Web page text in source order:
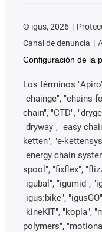
© igus, 2026
Canal de denuncia
Configuración de la
Los términos
"chainge", "chains
chain", "CTD",
"dryway", "easy
ketten", "e-
"energy chain
spool", "fixflex",
"igubal", "igumid",
"igus:bike",
"kineKIT", "kopla",
polymers",